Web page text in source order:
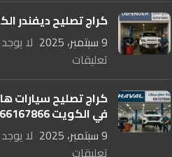
كراج تصليح ديفندر
9 سبتمبر، 2025
لا يوجد
تعليقات
كراج تصليح سيارات
في الكويت 66167866
9 سبتمبر، 2025
لا يوجد